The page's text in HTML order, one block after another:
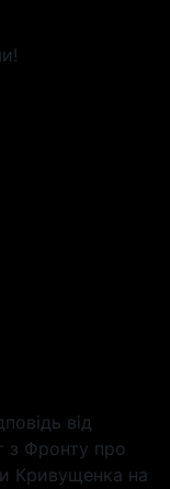
від
з Фронту про
Кривущенка на